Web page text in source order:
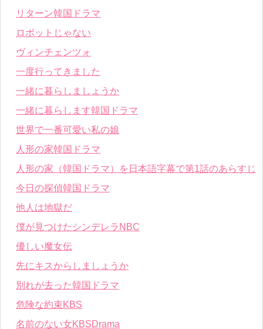
リターン韓国ドラマ
ロボットじゃない
ヴィンチェンツォ
一度行ってきました
一緒に暮らしましょうか
一緒に暮らします韓国ドラマ
世界で一番可愛い私の娘
人形の家韓国ドラマ
人形の家（韓国ドラマ）を日本語字幕で第1話のあらすじ
今日の探偵韓国ドラマ
他人は地獄だ
僕が見つけたシンデレラNBC
優しい魔女伝
先にキスからしましょうか
別れが去った韓国ドラマ
危険な約束KBS
名前のない女KBSDrama